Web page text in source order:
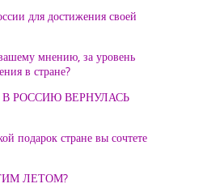
для достижения своей
мнению, за уровень
в стране?
РОССИЮ ВЕРНУЛАСЬ
подарок стране вы сочтете
ЛЕТОМ?